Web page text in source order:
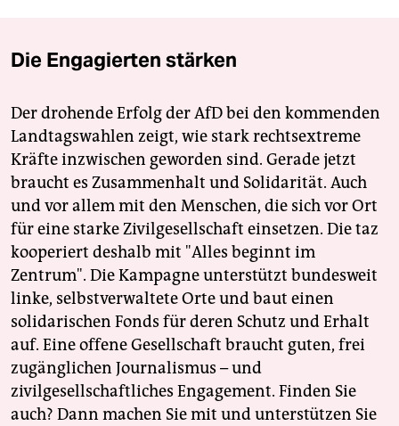
Die Engagierten stärken
Der drohende Erfolg der AfD bei den kommenden
Landtagswahlen zeigt, wie stark rechtsextreme
Kräfte inzwischen geworden sind. Gerade jetzt
braucht es Zusammenhalt und Solidarität. Auch
und vor allem mit den Menschen, die sich vor Ort
für eine starke Zivilgesellschaft einsetzen. Die taz
kooperiert deshalb mit "Alles beginnt im
Zentrum". Die Kampagne unterstützt bundesweit
linke, selbstverwaltete Orte und baut einen
solidarischen Fonds für deren Schutz und Erhalt
auf. Eine offene Gesellschaft braucht guten, frei
zugänglichen Journalismus – und
zivilgesellschaftliches Engagement. Finden Sie
auch? Dann machen Sie mit und unterstützen Sie